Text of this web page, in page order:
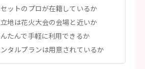
ットのプロが在籍しているか
地は花火大会の会場と近いか
たんで手軽に利用できるか
タルプランは用意されているか